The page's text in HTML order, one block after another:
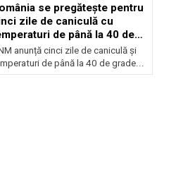
se pregătește pentru
zile de caniculă cu
de până la 40 de
anunță cinci zile de caniculă și
de până la 40 de grade...